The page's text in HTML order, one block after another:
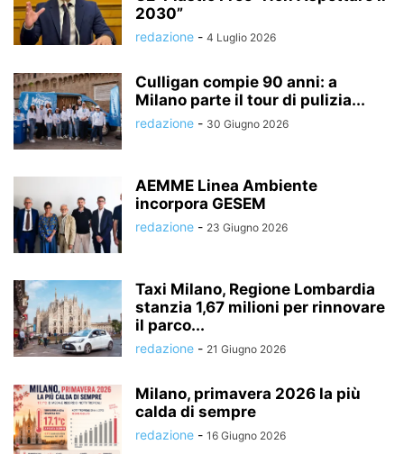
2030”
redazione - 4 Luglio 2026
Culligan compie 90 anni: a
Milano parte il tour di pulizia...
redazione - 30 Giugno 2026
AEMME Linea Ambiente
incorpora GESEM
redazione - 23 Giugno 2026
Taxi Milano, Regione Lombardia
stanzia 1,67 milioni per rinnovare
il parco...
redazione - 21 Giugno 2026
Milano, primavera 2026 la più
calda di sempre
redazione - 16 Giugno 2026